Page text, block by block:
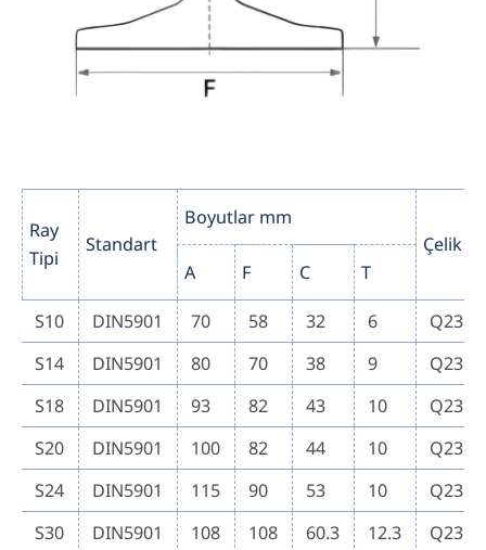
Ray
Tipi
Standart
Boyutlar mm
Çelik
A
F C T
S10 DIN5901 70 58 32 6
S14
DIN5901 80 70 38 9
S18
DIN5901 93 82 43 10
S20
DIN5901 100 82 44 10
S24
DIN5901 115 90 53 10
S30
DIN5901 108 108 60.3 12.3